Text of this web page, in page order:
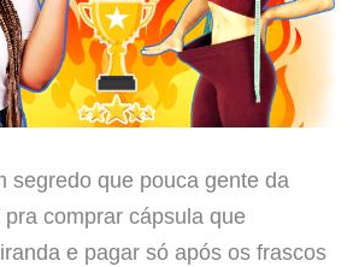
segredo que pouca gente da
comprar cápsula que
e pagar só após os frascos